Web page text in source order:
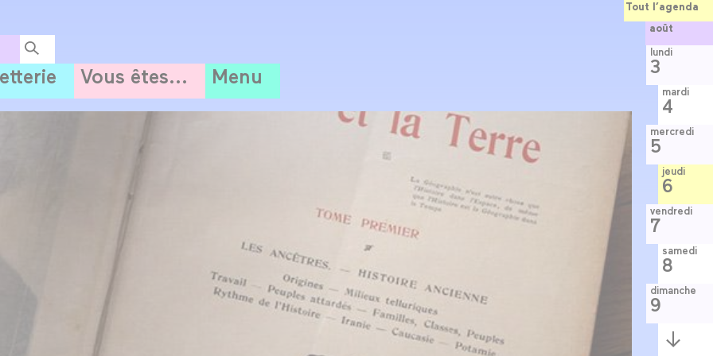
Vous êtes... Menu
Tout l’agenda
août
lundi
3
mardi
4
mercredi
5
jeudi
6
vendredi
7
samedi
8
dimanche
9
Semaine
suivante